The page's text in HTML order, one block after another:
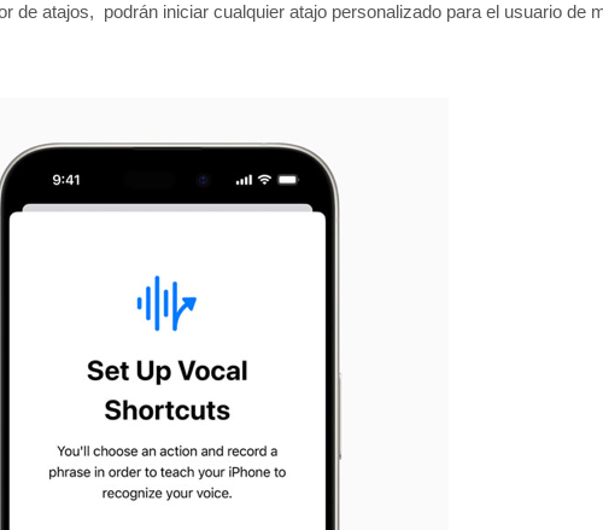
de atajos, podrán iniciar cualquier atajo personalizado para el usuario de